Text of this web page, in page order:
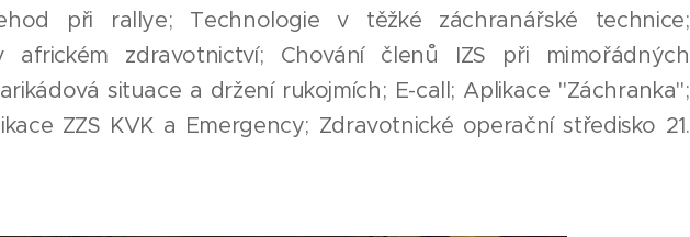
při rallye; Technologie v těžké záchranářské technice;
africkém zdravotnictví; Chování členů IZS při mimořádných
situace a držení rukojmích; E-call; Aplikace "Záchranka";
ZZS KVK a Emergency; Zdravotnické operační středisko 21.